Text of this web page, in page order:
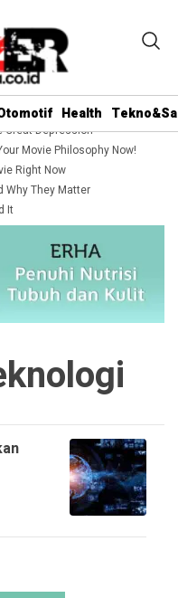
Health
Great Depression
Movie Philosophy Now!
Right Now
Why They Matter
It